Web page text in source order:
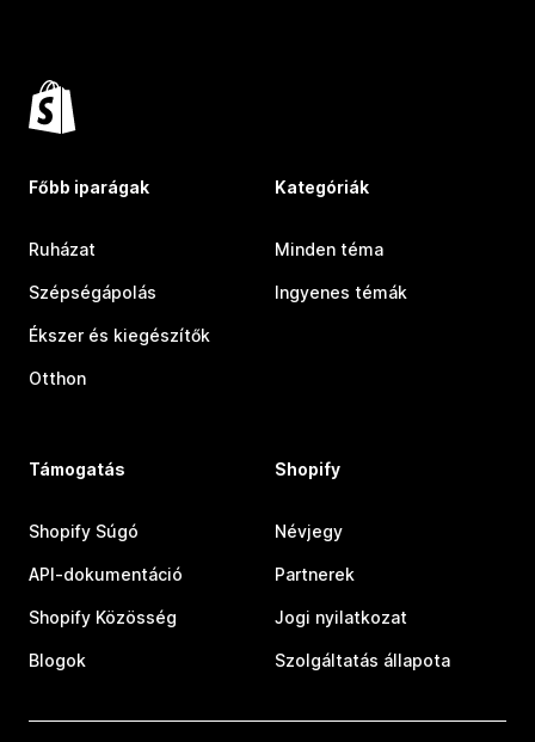
Főbb iparágak
Ruházat
Szépségápolás
Ékszer és kiegészítők
Otthon
Kategóriák
Minden téma
Ingyenes témák
Támogatás
Shopify Súgó
API-dokumentáció
Shopify Közösség
Blogok
Shopify
Névjegy
Partnerek
Jogi nyilatkozat
Szolgáltatás állapota